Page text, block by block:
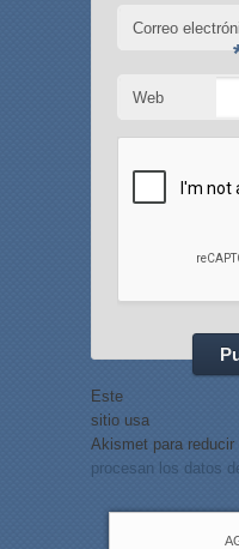
Correo
Web
Este
sitio usa
Akismet para reducir
procesan los datos